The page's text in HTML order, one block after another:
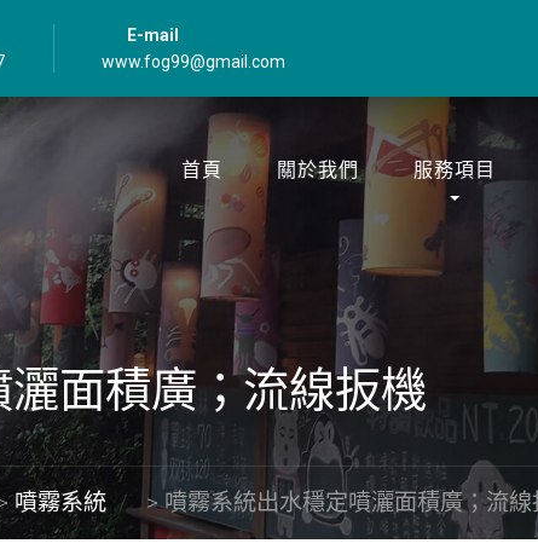
E-mail
www.fog99@gmail.com
首頁 關於我們 服務項目
面積廣；流線扳機
噴霧系統 >噴霧系統出水穩定噴灑面積廣；流線